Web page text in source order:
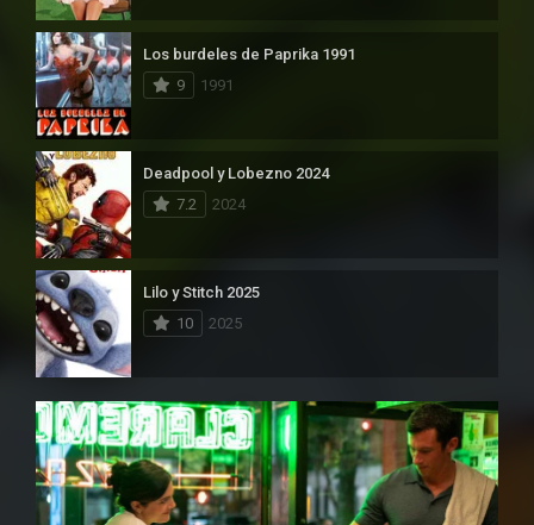
Los burdeles de Paprika 1991
9
1991
Deadpool y Lobezno 2024
7.2
2024
Lilo y Stitch 2025
10
2025